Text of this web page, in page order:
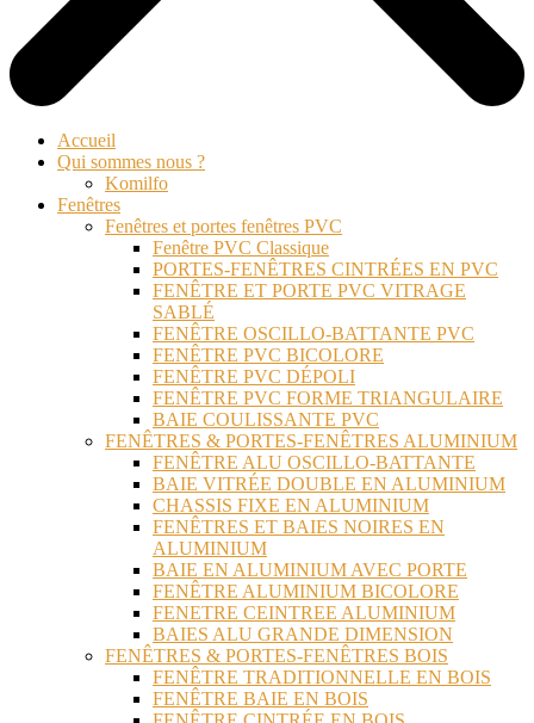
Accueil
Qui sommes nous ?
Komilfo
Fenêtres
Fenêtres et portes fenêtres PVC
Fenêtre PVC Classique
PORTES-FENÊTRES CINTRÉES EN PVC
FENÊTRE ET PORTE PVC VITRAGE
SABLÉ
FENÊTRE OSCILLO-BATTANTE PVC
FENÊTRE PVC BICOLORE
FENÊTRE PVC DÉPOLI
FENÊTRE PVC FORME TRIANGULAIRE
BAIE COULISSANTE PVC
FENÊTRES & PORTES-FENÊTRES ALUMINIUM
FENÊTRE ALU OSCILLO-BATTANTE
BAIE VITRÉE DOUBLE EN ALUMINIUM
CHASSIS FIXE EN ALUMINIUM
FENÊTRES ET BAIES NOIRES EN
ALUMINIUM
BAIE EN ALUMINIUM AVEC PORTE
FENÊTRE ALUMINIUM BICOLORE
FENETRE CEINTREE ALUMINIUM
BAIES ALU GRANDE DIMENSION
FENÊTRES & PORTES-FENÊTRES BOIS
FENÊTRE TRADITIONNELLE EN BOIS
FENÊTRE BAIE EN BOIS